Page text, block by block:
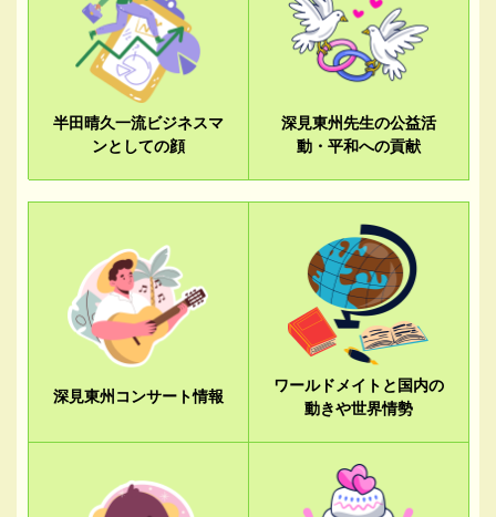
半田晴久一流ビジネスマ
ンとしての顔
深見東州先生の公益活
動・平和への貢献
深見東州コンサート情報
ワールドメイトと国内の
動きや世界情勢